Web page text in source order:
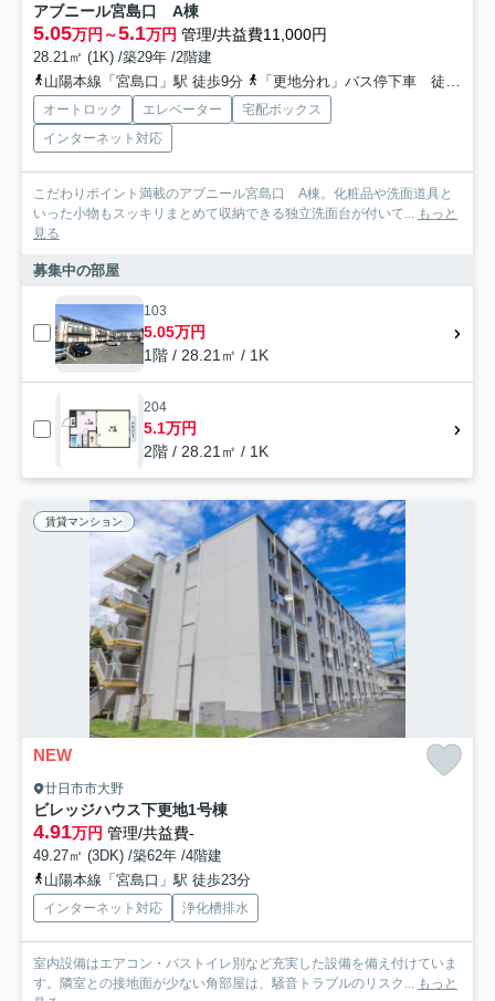
アブニール宮島口 A棟
5.05万円～5.1万円 管理/共益費11,000円
28.21㎡ (1K) /築29年 /2階建
山陽本線「宮島口」駅 徒歩9分
「更地分れ」バス停下車 徒歩7分
オートロック エレベーター
宅配ボックス
インターネット対応
こだわりポイント満載のアブニール宮島口 A棟。化粧品や洗面道具と
いった小物もスッキリまとめて収納できる独立洗面台が付いて...
もっと
見る
募集中の部屋
103
5.05万円
1階 / 28.21㎡ / 1K
204
5.1万円
2階 / 28.21㎡ / 1K
賃貸マンション
NEW
廿日市市大野
ビレッジハウス下更地1号棟
4.91万円 管理/共益費-
49.27㎡ (3DK) /築62年 /4階建
山陽本線「宮島口」駅 徒歩23分
インターネット対応 浄化槽排水
室内設備はエアコン・バストイレ別など充実した設備を備え付けていま
す。隣室との接地面が少ない角部屋は、騒音トラブルのリスク... もっと